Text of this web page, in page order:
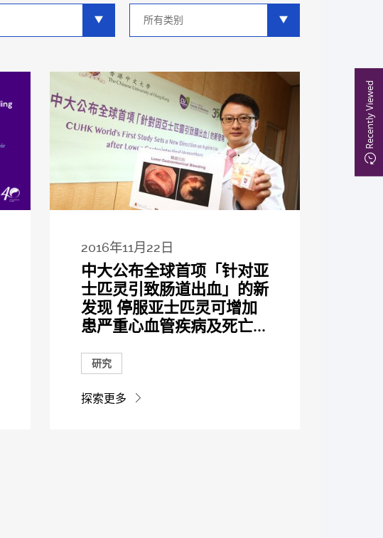
Recently Viewed
分
2016年11月22日
中大公布全球首项「针对亚
士匹灵引致肠道出血」的新
发现 停服亚士匹灵可增加
患严重心血管疾病及死亡...
研究
探索更多